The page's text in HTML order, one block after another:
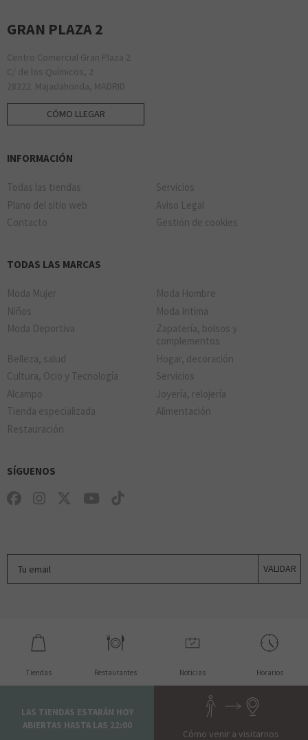
GRAN PLAZA 2
Centro Comercial Gran Plaza 2
C/ de los Químicos, 2
28222. Majadahonda, MADRID
CÓMO LLEGAR
INFORMACIÓN
Todas las tiendas
Servicios
Plano del sitio web
Aviso Legal
Contacto
Gestión de cookies
TODAS LAS MARCAS
Moda Mujer
Moda Hombre
Niños
Moda Intima
Moda Deportiva
Zapatería, bolsos y
complementos
Belleza, salud
Hogar, decoración
Cultura, Ocio y Tecnología
Servicios
Alcampo
Joyería, relojería
Tienda especializada
Alimentación
Restauración
SÍGUENOS
VALIDAR
Tiendas Restaurantes Noticias Horarios
LAS TIENDAS ESTARÁN HOY
ABIERTAS HASTA LAS 22:00
Cómo venir a visitarnos